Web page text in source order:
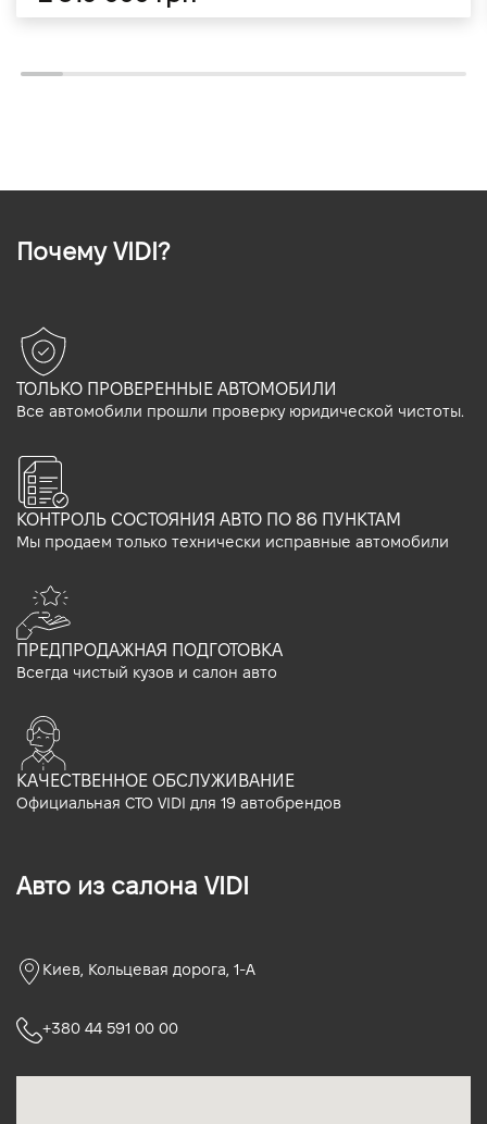
Почему VIDI?
ТОЛЬКО ПРОВЕРЕННЫЕ АВТОМОБИЛИ
Все автомобили прошли проверку юридической чистоты.
КОНТРОЛЬ СОСТОЯНИЯ АВТО ПО 86 ПУНКТАМ
Мы продаем только технически исправные автомобили
ПРЕДПРОДАЖНАЯ ПОДГОТОВКА
Всегда чистый кузов и салон авто
КАЧЕСТВЕННОЕ ОБСЛУЖИВАНИЕ
Официальная СТО VIDI для 19 автобрендов
Авто из салона VIDI
Киев, Кольцевая дорога, 1-А
+380 44 591 00 00